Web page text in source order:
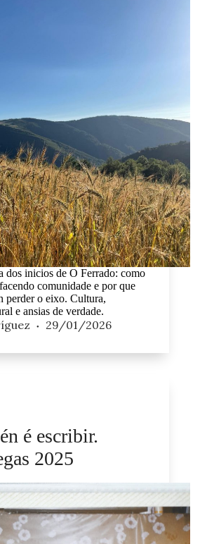
dos inicios de O Ferrado: como
comunidade e por que
perder o eixo. Cultura,
e ansias de verdade.
29/01/2026
é escribir.
2025